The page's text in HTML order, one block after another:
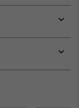
or
or
or